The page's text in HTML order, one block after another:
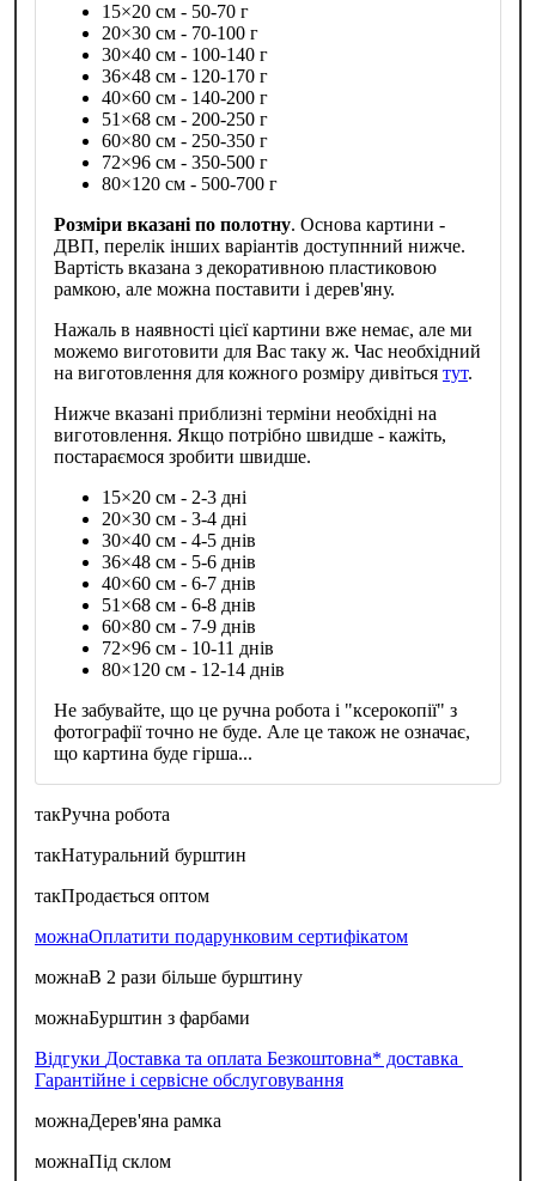
15×20 см - 50-70 г
20×30 см - 70-100 г
30×40 см - 100-140 г
36×48 см - 120-170 г
40×60 см - 140-200 г
51×68 см - 200-250 г
60×80 см - 250-350 г
72×96 см - 350-500 г
80×120 см - 500-700 г
Розміри вказані по полотну. Основа картини -
ДВП, перелік інших варіантів доступнний нижче.
Вартість вказана з декоративною пластиковою
рамкою, але можна поставити і дерев'яну.
Нажаль в наявності цієї картини вже немає, але ми
можемо виготовити для Вас таку ж. Час необхідний
на виготовлення для кожного розміру дивіться тут.
Нижче вказані приблизні терміни необхідні на
виготовлення. Якщо потрібно швидше - кажіть,
постараємося зробити швидше.
15×20 см - 2-3 дні
20×30 см - 3-4 дні
30×40 см - 4-5 днів
36×48 см - 5-6 днів
40×60 см - 6-7 днів
51×68 см - 6-8 днів
60×80 см - 7-9 днів
72×96 см - 10-11 днів
80×120 см - 12-14 днів
Не забувайте, що це ручна робота і "ксерокопії" з
фотографії точно не буде. Але це також не означає,
що картина буде гірша...
такРучна робота
такНатуральний бурштин
такПродається оптом
можнаОплатити подарунковим сертифікатом
можнаВ 2 рази більше бурштину
можнаБурштин з фарбами
Відгуки Доставка та оплата Безкоштовна* доставка
Гарантійне і сервісне обслуговування
можнаДерев'яна рамка
можнаПід склом